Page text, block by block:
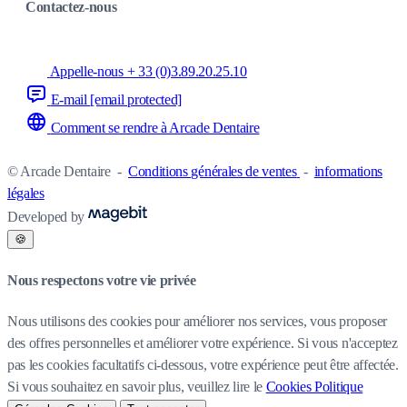
Contactez-nous
Appelle-nous + 33 (0)3.89.20.25.10
E-mail [email protected]
Comment se rendre à Arcade Dentaire
© Arcade Dentaire - Conditions générales de ventes - informations
légales
Developed by
🍪
Nous respectons votre vie privée
Nous utilisons des cookies pour améliorer nos services, vous proposer
des offres personnelles et améliorer votre expérience. Si vous n'acceptez
pas les cookies facultatifs ci-dessous, votre expérience peut être affectée.
Si vous souhaitez en savoir plus, veuillez lire le Cookies Politique